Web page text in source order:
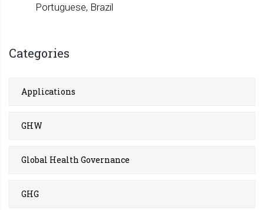
Portuguese, Brazil
Categories
Applications
GHW
Global Health Governance
GHG